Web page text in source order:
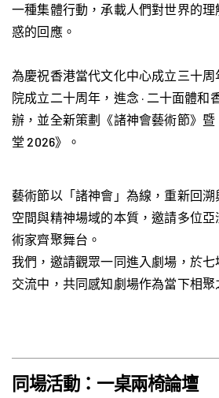
一種集體行動，承載人們對世界的
惑的回應。
為慶祝香港當代文化中心成立三十
院成立二十周年，進念 · 二十面體和
辦，並全新策劃《諸神會藝術節》
堂 2026》。
藝術節以「諸神會」為線，重新回
空間與精神場域的本質，邀請多位
術家齊聚舞台。
我們，邀請觀眾一同進入劇場，於
交流中，共同感知劇場作為當下相聚
同場活動：一桌兩椅論壇